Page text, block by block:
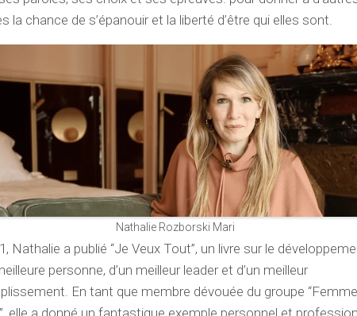
la chance de s’épanouir et la liberté d’être qui elles sont.
Nathalie Rozborski Mari
Nathalie a publié “Je Veux Tout”, un livre sur le
personne, d’un meilleur leader et d’un meilleur
En tant que membre dévouée du groupe
elle a donné un fantastique exemple personnel et